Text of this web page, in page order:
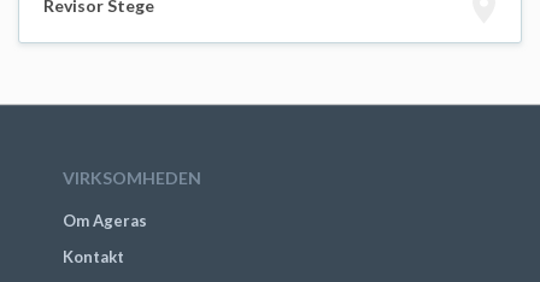
Revisor Stege
VIRKSOMHEDEN
Om Ageras
Kontakt